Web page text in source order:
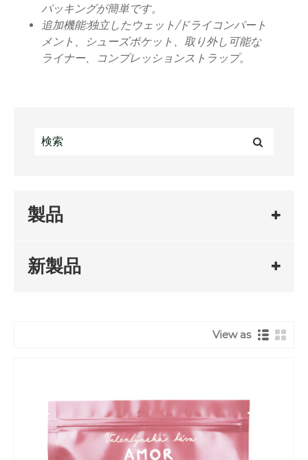
パッキングが簡単です。
追加機能:独立したウェット/ドライコンパート
メント、シューズポケット、取り外し可能な
ライナー、コンプレッションストラップ。
製品
新製品
View as